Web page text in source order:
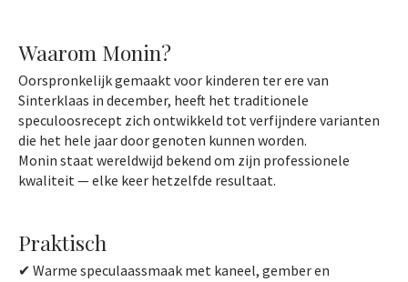
Waarom Monin?
Oorspronkelijk gemaakt voor kinderen ter ere van
Sinterklaas in december, heeft het traditionele
speculoosrecept zich ontwikkeld tot verfijndere varianten
die het hele jaar door genoten kunnen worden.
Monin staat wereldwijd bekend om zijn professionele
kwaliteit — elke keer hetzelfde resultaat.
Praktisch
✔ Warme speculaassmaak met kaneel, gember en